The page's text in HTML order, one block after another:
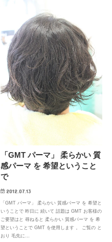
「GMT パーマ」 柔らかい 質
感パーマ を 希望ということ
で
2012.07.13
「GMT パーマ」 柔らかい 質感パーマ を 希望と
いうことで 昨日に 続いて 話題は GMT お客様の
ご要望はと 尋ねると 柔らかい 質感パーマ を 希
望ということで GMT を使用します 。 ご覧の と
おり 毛先に…